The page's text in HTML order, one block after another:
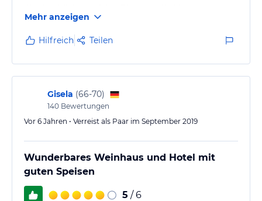
ausgefranzt waren. Die Bettwäsche war nicht viel
besser. Dazu noch zu weich oder evtl. auch alte
Matratzen. Die Nächte waren leider daher etwas
schlecht.
Mehr anzeigen
Hilfreich Teilen
Gisela (66-70)
140 Bewertungen
Vor 6 Jahren • Verreist als Paar im September 2019
Wunderbares Weinhaus und Hotel mit
guten Speisen
5 / 6